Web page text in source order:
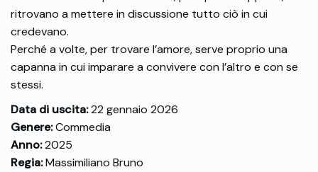
ritrovano a mettere in discussione tutto ciò in cui
credevano.
Perché a volte, per trovare l’amore, serve proprio una
capanna in cui imparare a convivere con l’altro e con se
stessi.
Data di uscita:22 gennaio 2026
Genere:Commedia
Anno:2025
Regia:Massimiliano Bruno